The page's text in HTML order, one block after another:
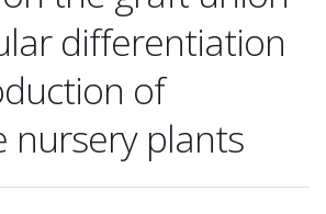
differentiation
of
nursery plants